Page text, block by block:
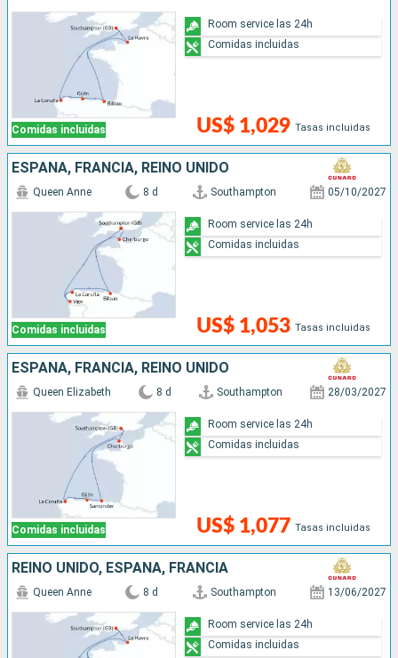
Comidas incluidas US$ 1,029 Tasas incluidas
Room service las 24h
Comidas incluidas
ESPAÑA, FRANCIA, REINO UNIDO
Comidas incluidas
Queen Anne 8 d Southampton 05/10/2027
US$ 1,053 Tasas incluidas
Room service las 24h
Comidas incluidas
ESPAÑA, FRANCIA, REINO UNIDO
Comidas incluidas
Queen Elizabeth 8 d Southampton 28/03/2027
US$ 1,077 Tasas incluidas
Room service las 24h
Comidas incluidas
REINO UNIDO, ESPAÑA, FRANCIA
Queen Anne 8 d Southampton 13/06/2027
Room service las 24h
Comidas incluidas